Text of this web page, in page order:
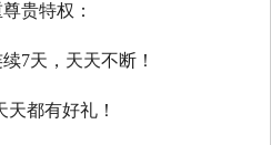
贵特权：
7天，天天不断！
都有好礼！